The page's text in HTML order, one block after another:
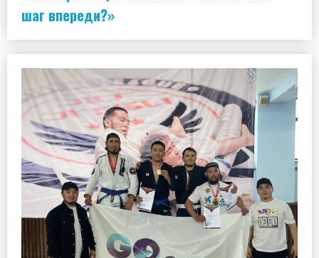
шаг впереди?»